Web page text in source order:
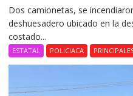
Dos camionetas, se
deshuesadero ubicado en la
costado...
ESTATAL POLICIACA